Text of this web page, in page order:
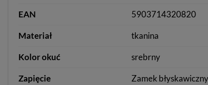
EAN 5903714320820
Materiał tkanina
Kolor okuć srebrny
Zapięcie Zamek błyskawiczny